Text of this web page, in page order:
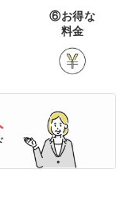
ンドメイド
ネス
⑥お得な
料金